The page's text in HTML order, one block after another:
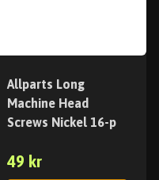
Allparts Long
Machine Head
Screws Nickel 16-p
49 kr